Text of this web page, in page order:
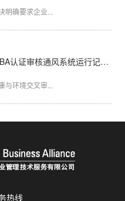
明确要求企业...
深圳创思维企业确保RBA认证审核通风系统运行记录完整
与环境交叉审...
热线